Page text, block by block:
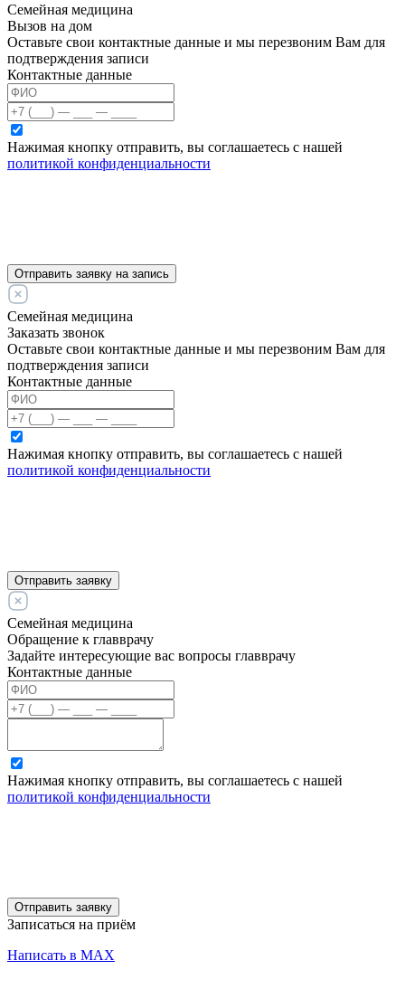
Семейная медицина
Вызов на дом
Оставьте свои контактные данные и мы перезвоним Вам для
подтверждения записи
Контактные данные
Нажимая кнопку отправить, вы соглашаетесь с нашей
политикой конфиденциальности
Отправить заявку на запись
Семейная медицина
Заказать звонок
Оставьте свои контактные данные и мы перезвоним Вам для
подтверждения записи
Контактные данные
Нажимая кнопку отправить, вы соглашаетесь с нашей
политикой конфиденциальности
Отправить заявку
Семейная медицина
Обращение к главврачу
Задайте интересующие вас вопросы главврачу
Контактные данные
Нажимая кнопку отправить, вы соглашаетесь с нашей
политикой конфиденциальности
Отправить заявку
Записаться на приём
Написать в MAX